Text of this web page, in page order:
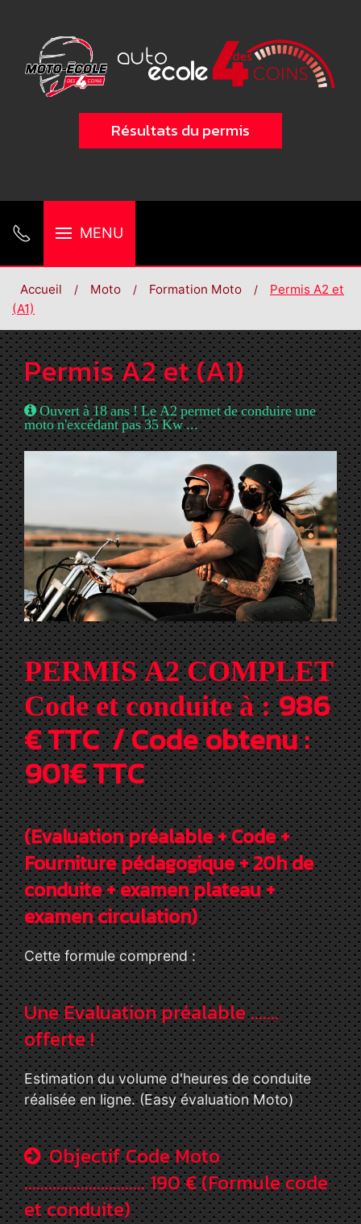
Résultats du permis
MENU
Accueil Moto Formation Moto
Permis A2 et
(A1)
Permis A2 et (A1)
Ouvert à 18 ans ! Le A2 permet de conduire une
moto n'excédant pas 35 Kw ...
PERMIS A2 COMPLET
Code et conduite à :986
€ TTC / Code obtenu :
901€ TTC
(Evaluation préalable + Code +
Fourniture pédagogique + 20h de
conduite + examen plateau +
examen circulation)
Cette formule comprend :
Une Evaluation préalable .......
offerte !
Estimation du volume d'heures de conduite
réalisée en ligne. (Easy évaluation Moto)
Objectif Code Moto
.............................. 190 € (Formule code
et conduite)